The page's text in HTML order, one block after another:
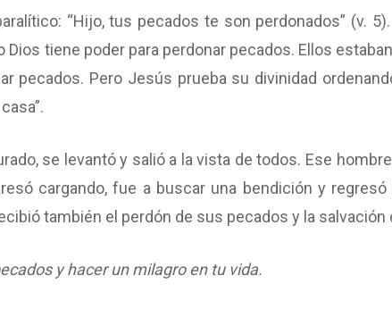
“Hijo, tus pecados te son perdonados” (v.
tiene poder para perdonar pecados. Ellos
pecados. Pero Jesús prueba su divinidad
se levantó y salió a la vista de todos. Ese
cargando, fue a buscar una bendición y regresó
también el perdón de sus pecados y la salvación
y hacer un milagro en tu vida.